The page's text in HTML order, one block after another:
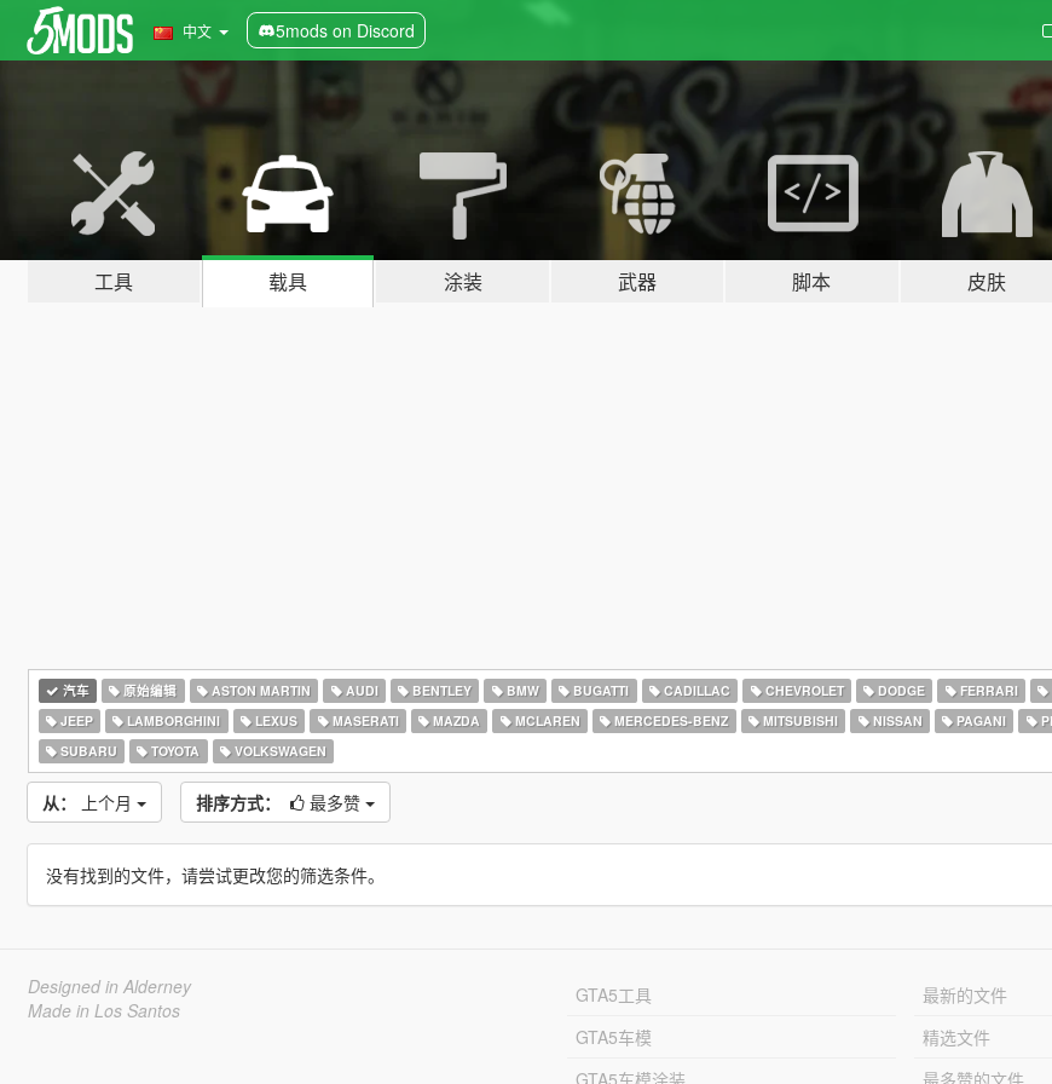
中文 5mods on Discord
工具 载具 涂装 武器 脚本 皮肤
汽车 原始编辑 ASTON MARTIN AUDI BENTLEY BMW BUGATTI CADILLAC CHEVROLET DODGE FERRARI
JEEP
LAMBORGHINI LEXUS MASERATI MAZDA MCLAREN MERCEDES-BENZ MITSUBISHI NISSAN PAGANI
SUBARU
TOYOTA VOLKSWAGEN
从： 上个月 排序方式： 最多赞
没有找到的文件，请尝试更改您的筛选条件。
Designed in Alderney
Made in Los Santos
GTA5工具
GTA5车模
GTA5车模涂装
最新的文件
精选文件
最多赞的文件